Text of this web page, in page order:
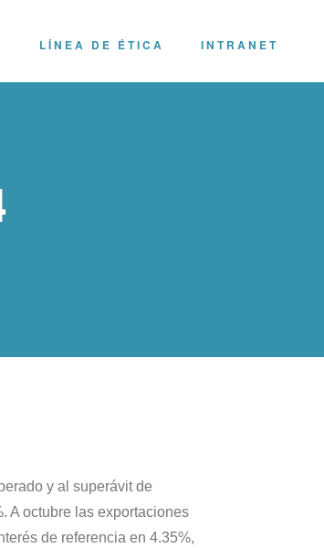
LÍNEA DE ÉTICA INTRANET
y al superávit de
A octubre las exportaciones
de referencia en 4.35%,